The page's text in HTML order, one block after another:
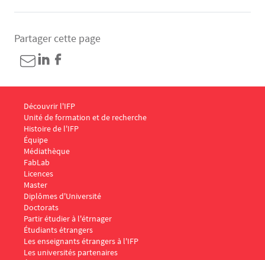
Partager cette page
Menu Footer IFP 1
Découvrir l'IFP
Unité de formation et de recherche
Histoire de l'IFP
Équipe
Médiathèque
FabLab
Menu Footer IFP 2
Licences
Master
Diplômes d'Université
Doctorats
Menu Footer IFP 3
Partir étudier à l'étrnager
Étudiants étrangers
Les enseignants étrangers à l'IFP
Les universités partenaires